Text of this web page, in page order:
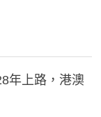
年上路，港澳